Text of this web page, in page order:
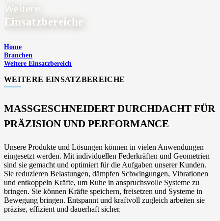
Weitere
Einsatzbereiche
Home
Branchen
Weitere Einsatzbereich
WEITERE EINSATZBEREICHE
MASSGESCHNEIDERT DURCHDACHT FÜR
PRÄZISION UND PERFORMANCE
Unsere Produkte und Lösungen können in vielen Anwendungen
eingesetzt werden. Mit individuellen Federkräften und Geometrien
sind sie gemacht und optimiert für die Aufgaben unserer Kunden.
Sie reduzieren Belastungen, dämpfen Schwingungen, Vibrationen
und entkoppeln Kräfte, um Ruhe in anspruchsvolle Systeme zu
bringen. Sie können Kräfte speichern, freisetzen und Systeme in
Bewegung bringen. Entspannt und kraftvoll zugleich arbeiten sie
präzise, effizient und dauerhaft sicher.